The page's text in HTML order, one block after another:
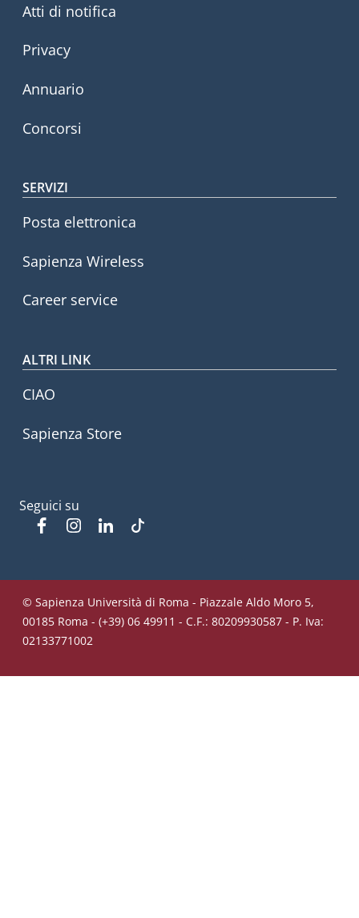
Atti di notifica
Privacy
Annuario
Concorsi
SERVIZI
Posta elettronica
Sapienza Wireless
Career service
ALTRI LINK
CIAO
Sapienza Store
Seguici su
FacebookInstagram
Linkedin
© Sapienza Università di Roma - Piazzale Aldo Moro 5,
00185 Roma - (+39) 06 49911 - C.F.: 80209930587 - P. Iva:
02133771002